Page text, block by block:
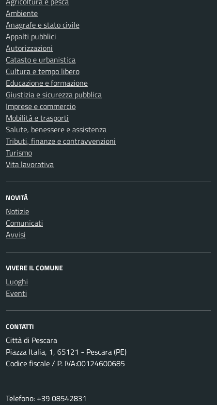
Ambiente
Anagrafe e stato civile
Appalti pubblici
Autorizzazioni
Catasto e urbanistica
Cultura e tempo libero
Educazione e formazione
Giustizia e sicurezza pubblica
Imprese e commercio
Mobilità e trasporti
Salute, benessere e assistenza
Tributi, finanze e contravvenzioni
Turismo
Vita lavorativa
NOVITÀ
Notizie
Comunicati
Avvisi
VIVERE IL COMUNE
Luoghi
Eventi
CONTATTI
Città di Pescara
Piazza Italia, 1, 65121 - Pescara (PE)
Codice fiscale / P. IVA:00124600685
Telefono: +39 08542831